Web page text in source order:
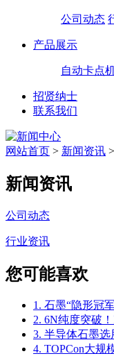
公司动态
产品展示
自动卡点
招贤纳士
联系我们
网站首页 > 新闻资讯 >
新闻资讯
公司动态
行业资讯
您可能喜欢
1. 石墨“隐形冠
2. 6N纯度突破
3. 半导体石墨选
4. TOPCon大规